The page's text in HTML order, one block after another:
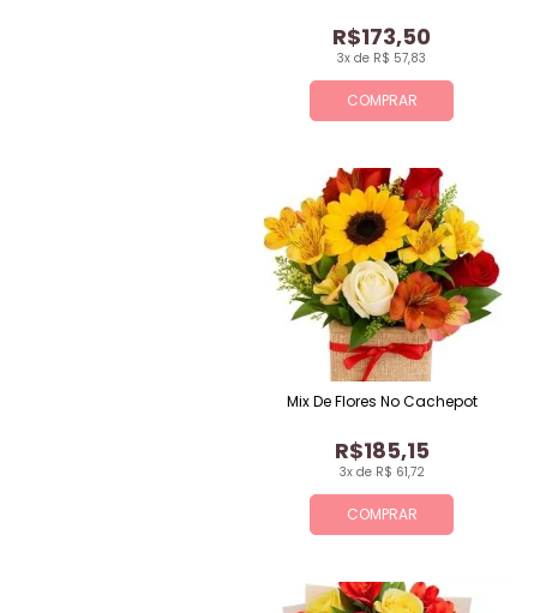
COMPRAR
3x de R$ 57,83
R$173,50
COMPRAR
3x de R$ 61,72
R$185,15
Mix De Flores No Cachepot